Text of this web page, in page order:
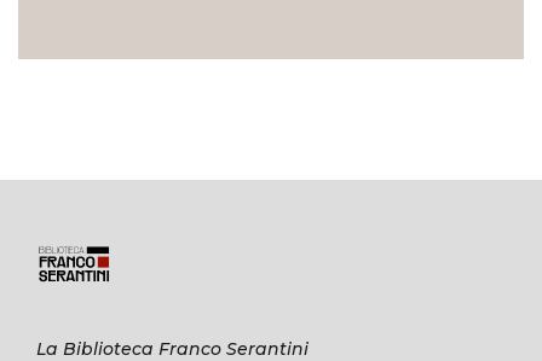
La Biblioteca Franco Serantini